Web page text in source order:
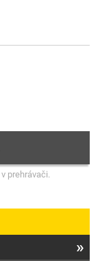
v prehrávači.
»